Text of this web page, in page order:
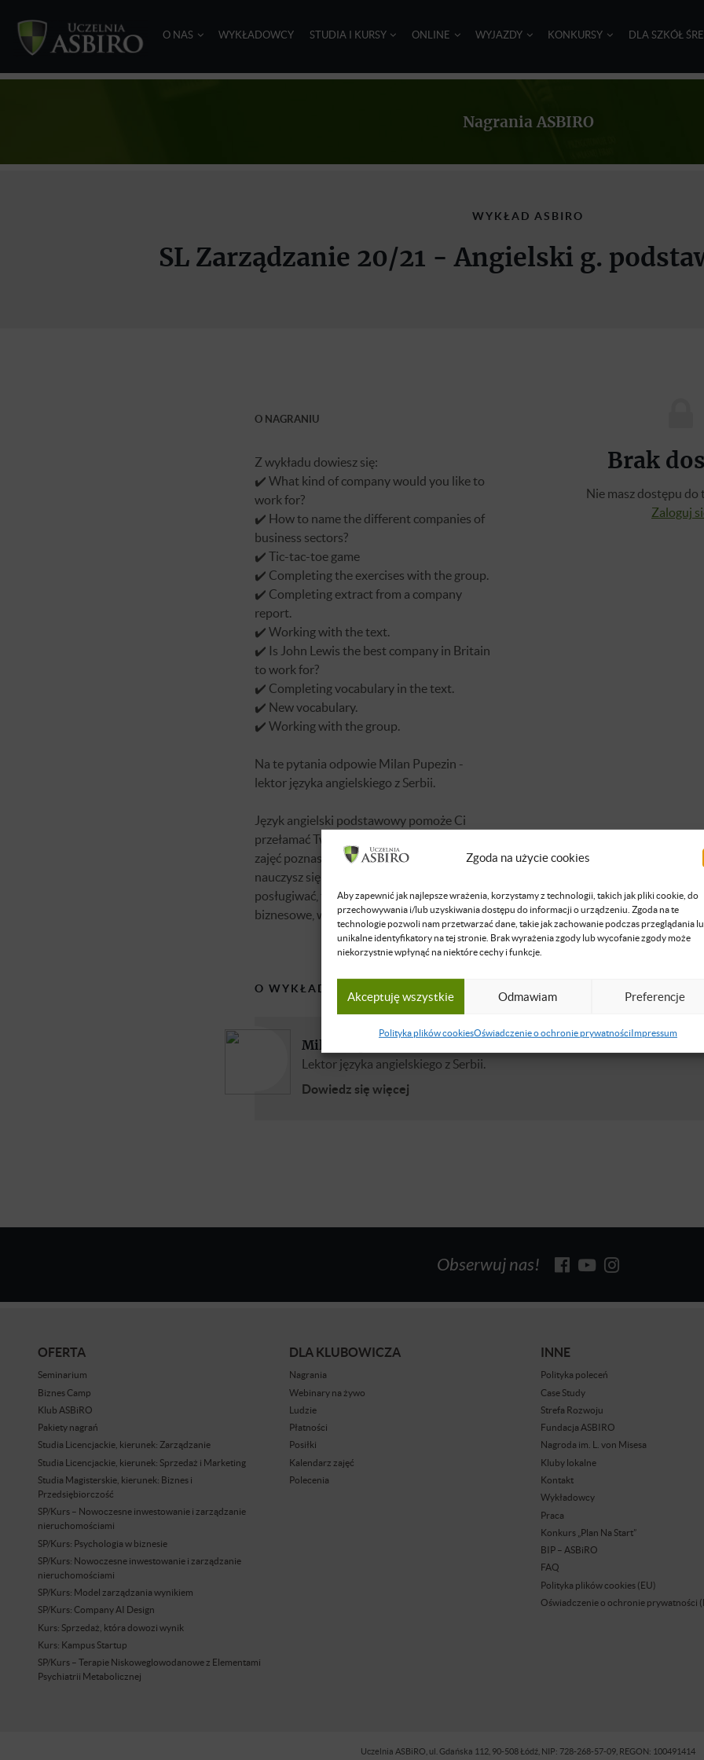
Zgoda na użycie cookies
Aby zapewnić jak najlepsze wrażenia, korzystamy z technologii, takich jak pliki cookie, do
przechowywania i/lub uzyskiwania dostępu do informacji o urządzeniu. Zgoda na te
technologie pozwoli nam przetwarzać dane, takie jak zachowanie podczas przeglądania
unikalne identyfikatory na tej stronie. Brak wyrażenia zgody lub wycofanie zgody może
niekorzystnie wpłynąć na niektóre cechy i funkcje.
Akceptuję wszystkie Odmawiam Preferencje
Polityka plików cookiesOświadczenie o ochronie prywatnościImpressum
O NAS WYKŁADOWCY STUDIA I KURSY ONLINE WYJAZDY KONKURSY DLA SZKÓŁ
Nagrania ASBIRO
WYKŁAD ASBIRO
SL Zarządzanie 20/21 - Angielski g.
O NAGRANIU
Z wykładu dowiesz się:
✔️ What kind of company would you like to
work for?
✔️ How to name the different companies of
business sectors?
✔️ Tic-tac-toe game
✔️ Completing the exercises with the group.
✔️ Completing extract from a company
report.
✔️ Working with the text.
✔️ Is John Lewis the best company in Britain
to work for?
✔️ Completing vocabulary in the text.
✔️ New vocabulary.
✔️ Working with the group.
Na te pytania odpowie Milan Pupezin -
lektor języka angielskiego z Serbii.
Język angielski podstawowy pomoże Ci
przełamać Twoje bariery językowe. Podczas
zajęć poznasz zróżnicowane słownictwo oraz
nauczysz się nim w praktyczny sposób
posługiwać, tak, aby móc nawiązywać relacje
biznesowe, współprace oraz kontrakty.
Brak
Nie masz dostępu do
Zaloguj
O WYKŁADOWCY
Milan Pupezin
Lektor języka angielskiego z Serbii.
Dowiedz się więcej
Obserwuj nas!
OFERTA
Seminarium
Biznes Camp
Klub ASBiRO
Pakiety nagrań
Studia Licencjackie, kierunek: Zarządzanie
Studia Licencjackie, kierunek: Sprzedaż i Marketing
Studia Magisterskie, kierunek: Biznes i
Przedsiębiorczość
SP/Kurs – Nowoczesne inwestowanie i zarządzanie
nieruchomościami
SP/Kurs: Psychologia w biznesie
SP/Kurs: Nowoczesne inwestowanie i zarządzanie
nieruchomościami
SP/Kurs: Model zarządzania wynikiem
SP/Kurs: Company AI Design
Kurs: Sprzedaż, która dowozi wynik
Kurs: Kampus Startup
SP/Kurs – Terapie Niskoweglowodanowe z Elementami
Psychiatrii Metabolicznej
DLA KLUBOWICZA
Nagrania
Webinary na żywo
Ludzie
Płatności
Posiłki
Kalendarz zajęć
Polecenia
INNE
Polityka poleceń
Case Study
Strefa Rozwoju
Fundacja ASBIRO
Nagroda im. L. von Misesa
Kluby lokalne
Kontakt
Wykładowcy
Praca
Konkurs „Plan Na Start”
BIP – ASBiRO
FAQ
Polityka plików cookies (EU)
Oświadczenie o ochronie prywatności
Uczelnia ASBiRO, ul. Gdańska 112, 90-508 Łódź, NIP: 728-268-57-09, REGON: 100491414